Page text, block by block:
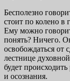
Бесполезно
стоит по колено в
Ему можно
понять? Ничего.
освобождаться от
лестнице
будет
и осознания.